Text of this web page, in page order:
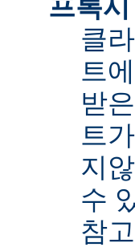
프록
클
트
받
트
지
수
참